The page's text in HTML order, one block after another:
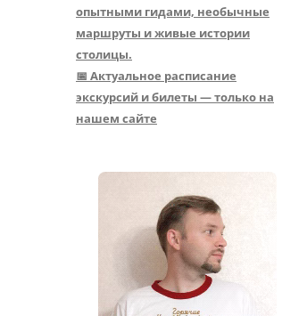
опытными гидами, необычные
маршруты и живые истории
столицы.
📅 Актуальное расписание
экскурсий и билеты — только на
нашем сайте